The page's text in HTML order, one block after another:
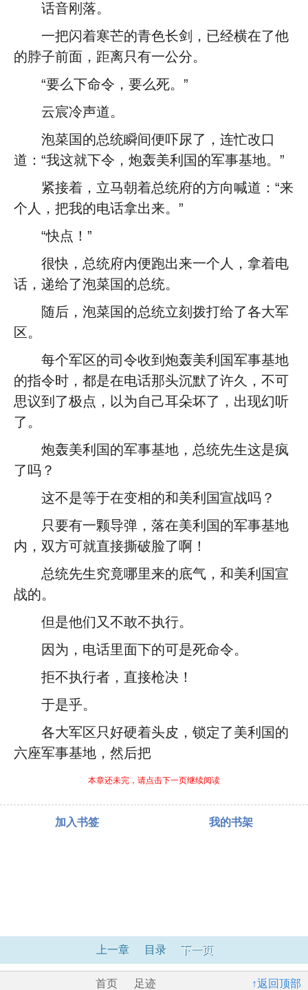
话音刚落。
一把闪着寒芒的青色长剑，已经横在了他
的脖子前面，距离只有一公分。
“要么下命令，要么死。”
云宸冷声道。
泡菜国的总统瞬间便吓尿了，连忙改口
道：“我这就下令，炮轰美利国的军事基地。”
紧接着，立马朝着总统府的方向喊道：“来
个人，把我的电话拿出来。”
“快点！”
很快，总统府内便跑出来一个人，拿着电
话，递给了泡菜国的总统。
随后，泡菜国的总统立刻拨打给了各大军
区。
每个军区的司令收到炮轰美利国军事基地
的指令时，都是在电话那头沉默了许久，不可
思议到了极点，以为自己耳朵坏了，出现幻听
了。
炮轰美利国的军事基地，总统先生这是疯
了吗？
这不是等于在变相的和美利国宣战吗？
只要有一颗导弹，落在美利国的军事基地
内，双方可就直接撕破脸了啊！
总统先生究竟哪里来的底气，和美利国宣
战的。
但是他们又不敢不执行。
因为，电话里面下的可是死命令。
拒不执行者，直接枪决！
于是乎。
各大军区只好硬着头皮，锁定了美利国的
六座军事基地，然后把
本章还未完，请点击下一页继续阅读
加入书签 我的书架
上一章 目录 下一页
↑返回顶部
首页 足迹